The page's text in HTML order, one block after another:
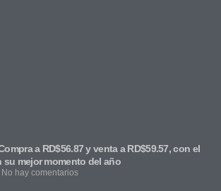
a RD$56.87 y venta a RD$59.57, con el
mejor momento del año
No hay comentarios